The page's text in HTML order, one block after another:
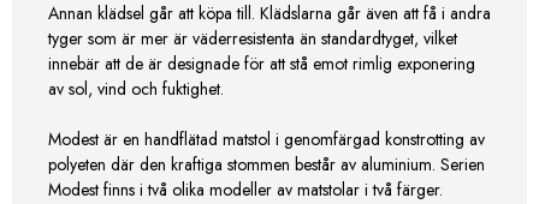
Annan klädsel går att köpa till. Klädslarna går även att få i andra
tyger som är mer är väderresistenta än standardtyget, vilket
innebär att de är designade för att stå emot rimlig exponering
av sol, vind och fuktighet.
Modest är en handflätad matstol i genomfärgad konstrotting av
polyeten där den kraftiga stommen består av aluminium. Serien
Modest finns i två olika modeller av matstolar i två färger.